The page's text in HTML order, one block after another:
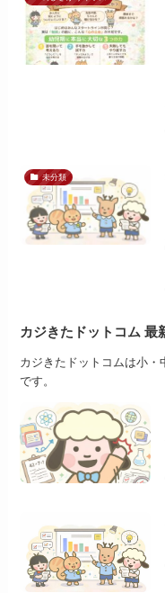
未分類
カジきたドットコム 最
カジきたドットコムは小
です。